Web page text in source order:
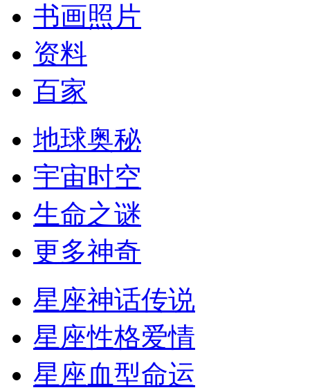
书画照片
资料
百家
地球奥秘
宇宙时空
生命之谜
更多神奇
星座神话传说
星座性格爱情
星座血型命运